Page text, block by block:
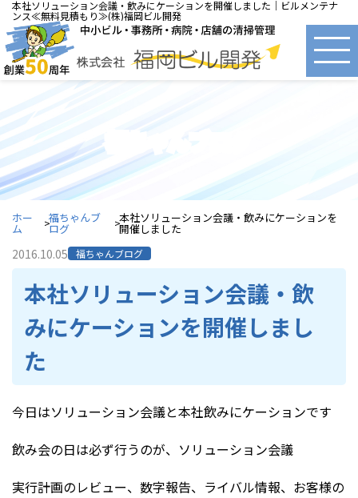
本社ソリューション会議・飲みにケーションを開催しました｜ビルメンテナ
ンス≪無料見積もり≫(株)福岡ビル開発
福ちゃんブログ
ホー
ム
福ちゃんブ
ログ
本社ソリューション会議・飲みにケーションを
開催しました
2016.10.05 福ちゃんブログ
本社ソリューション会議・飲
みにケーションを開催しまし
た
今日はソリューション会議と本社飲みにケーションです
飲み会の日は必ず行うのが、ソリューション会議
実行計画のレビュー、数字報告、ライバル情報、お客様の